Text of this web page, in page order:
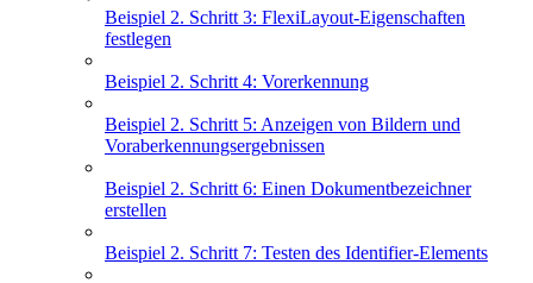
Beispiel 2. Schritt 3: FlexiLayout-Eigenschaften
festlegen
Beispiel 2. Schritt 4: Vorerkennung
Beispiel 2. Schritt 5: Anzeigen von Bildern und
Voraberkennungsergebnissen
Beispiel 2. Schritt 6: Einen Dokumentbezeichner
erstellen
Beispiel 2. Schritt 7: Testen des Identifier-Elements